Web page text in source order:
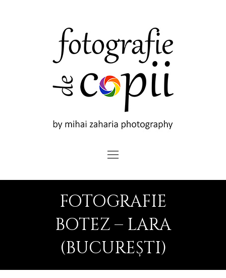
Menu
FOTOGRAFIE
BOTEZ – LARA
(BUCUREȘTI)